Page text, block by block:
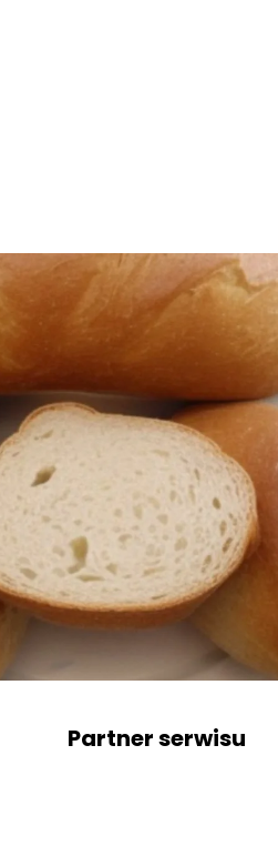
Partner serwisu